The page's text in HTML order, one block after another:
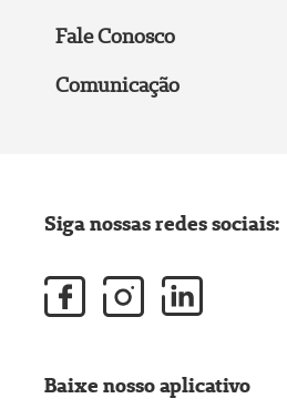
Fale Conosco
Comunicação
Siga nossas redes sociais:
Baixe nosso aplicativo